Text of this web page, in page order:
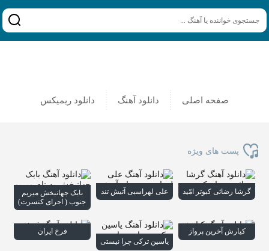
صفحه اصلی دانلود آهنگ دانلود ریمیکس
پست های ویژه
گرشا رضائی کبوتر امّید علی لهراسبی آتیش تند
بابک جهانبخش میریم
جنوب ( اجرای کنسرت)
کیارش آخرین پرواز
یاسین ترکی چرا نیستی
فرخ ایران